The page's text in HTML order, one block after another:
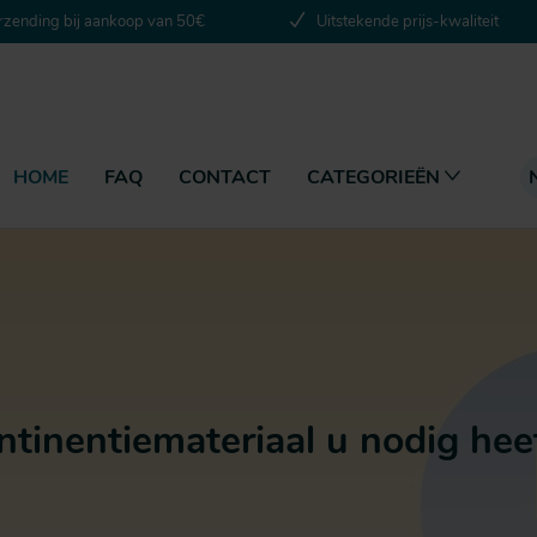
voor
bij aankoop van 50€ Uitstekende prijs-kwaliteit
HOME FAQ CONTACT CATEGORIEËN
u nodig